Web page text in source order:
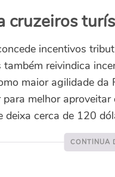
cruzeiros
incentivos
reivindica
maior agilidade da
para melhor
deixa cerca de 120